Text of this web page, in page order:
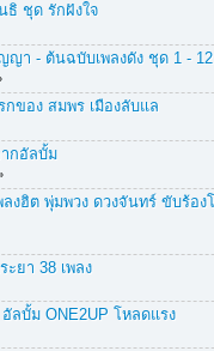
ธิ ชุด รักฝังใจ
า - ต้นฉบับเพลงดัง ชุด 1 -
กของ สมพร เมืองลับแล
กอัลบั้ม
งฮิต พุ่มพวง ดวงจันทร์ ขับร้อง
ะยา 38 เพลง
ลบั้ม ONE2UP โหลดแรง